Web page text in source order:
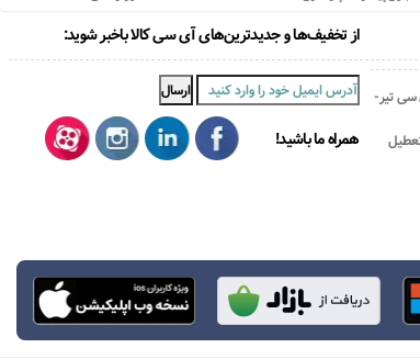
سی تیر-
از تخفیف‌ها و جدیدترین‌های آی سی کالا باخبر شوید:
همراه ما باشید!